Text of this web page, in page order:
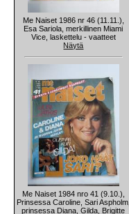
Me Naiset 1986 nr 46 (11.11.),
Esa Sariola, merkillinen Miami
Vice, laskettelu - vaatteet
Näytä
Me Naiset 1984 nro 41 (9.10.),
Prinsessa Caroline, Sari Aspholm,
prinsessa Diana, Gilda, Brigitte